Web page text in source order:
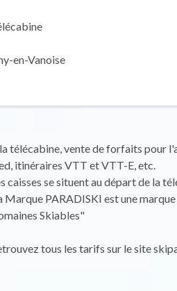
en-Vanoise
télécabine, vente de forfaits pour
itinéraires VTT et VTT-E, etc.
caisses se situent au départ de la
Marque PARADISKI est une
Skiables"
tous les tarifs sur le site